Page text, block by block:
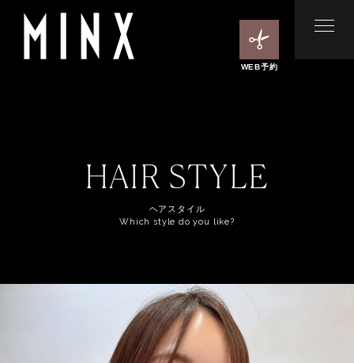
WEB予約
HAIR STYLE
ヘアスタイル
Which style do you like?